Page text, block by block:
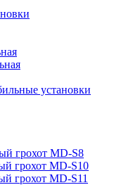
установки
грохот MD-S8
грохот MD-S10
грохот MD-S11